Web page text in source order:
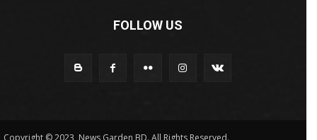
FOLLOW US